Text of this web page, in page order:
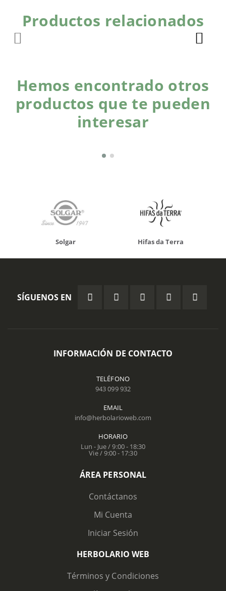
Productos relacionados
Hemos encontrado otros
productos que te pueden
interesar
Solgar Hifas da Terra
SÍGUENOS EN
INFORMACIÓN DE CONTACTO
TELÉFONO
943 099 932
EMAIL
info@herbolarioweb.com
HORARIO
Lun - Jue / 9:00 - 18:30
Vie / 9:00 - 17:30
ÁREA PERSONAL
Contáctanos
Mi Cuenta
Iniciar Sesión
HERBOLARIO WEB
Términos y Condiciones